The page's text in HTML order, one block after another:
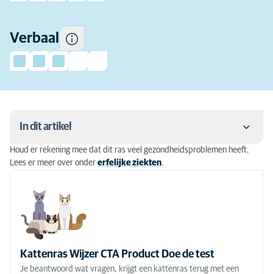
Verbaal
In dit artikel
Achtergrond van de Cornish rex
Uiterlijk, maat en gewicht Cornish rex
Kleur
Vachtverzorging
Houd er rekening mee dat dit ras veel gezondheidsproblemen heeft.
Lees er meer over onder erfelijke ziekten.
Kattenras Wijzer CTA Product Doe de test
Je beantwoord wat vragen, krijgt een kattenras terug met een